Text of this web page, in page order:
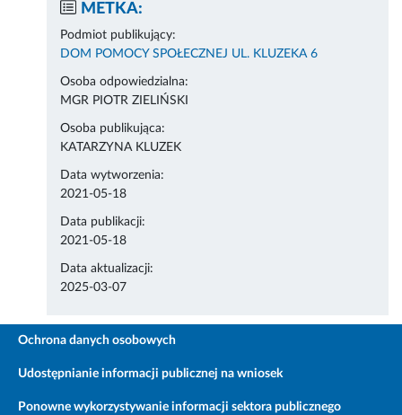
METKA:
Podmiot publikujący:
DOM POMOCY SPOŁECZNEJ UL. KLUZEKA 6
Osoba odpowiedzialna:
MGR PIOTR ZIELIŃSKI
Osoba publikująca:
KATARZYNA KLUZEK
Data wytworzenia:
2021-05-18
Data publikacji:
2021-05-18
Data aktualizacji:
2025-03-07
Ochrona danych osobowych
Udostępnianie informacji publicznej na wniosek
Ponowne wykorzystywanie informacji sektora publicznego